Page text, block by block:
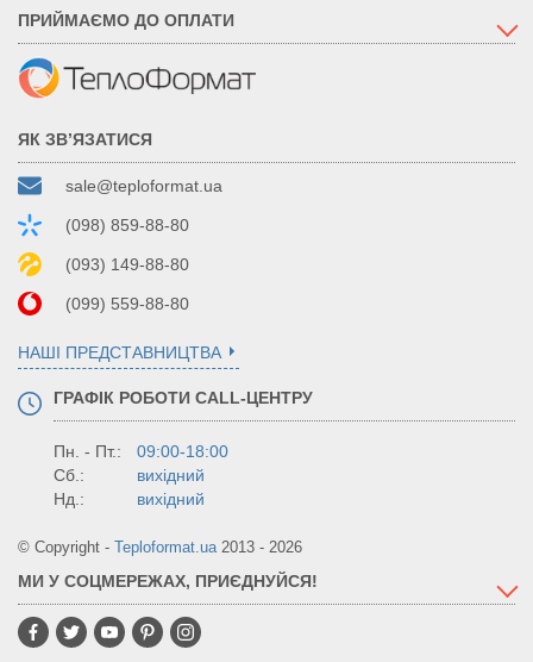
ПРИЙМАЄМО ДО ОПЛАТИ
ЯК ЗВ’ЯЗАТИСЯ
sale@teploformat.ua
(098) 859-88-80
(093) 149-88-80
(099) 559-88-80
НАШІ ПРЕДСТАВНИЦТВА
ГРАФІК РОБОТИ CALL-ЦЕНТРУ
Пн. - Пт.:
09:00-18:00
Сб.:
вихідний
Нд.:
вихідний
© Copyright - Teploformat.ua2013 - 2026
МИ У СОЦМЕРЕЖАХ, ПРИЄДНУЙСЯ!